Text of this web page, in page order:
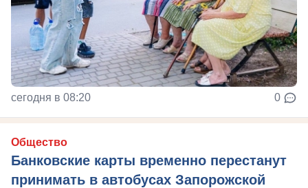
сегодня в 08:20 0
Общество
Банковские карты временно перестанут
принимать в автобусах Запорожской